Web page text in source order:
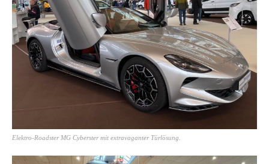
Elektro-Roadster MG Cyberster mit extravaganter Türlösung.